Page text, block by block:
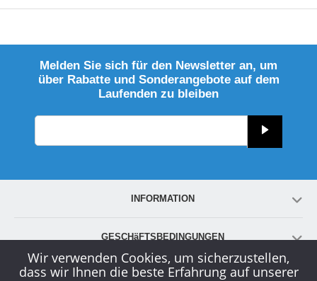
Melden Sie sich für den Newsletter an, um
über Rabatte und Sonderangebote auf dem
Laufenden zu bleiben
INFORMATION
GESCHäFTSBEDINGUNGEN
KONTO
Wir verwenden Cookies, um sicherzustellen,
dass wir Ihnen die beste Erfahrung auf unserer